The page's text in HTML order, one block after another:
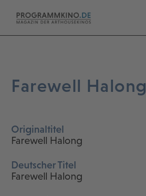
Farewell Halong
Originaltitel
Farewell Halong
Deutscher Titel
Farewell Halong